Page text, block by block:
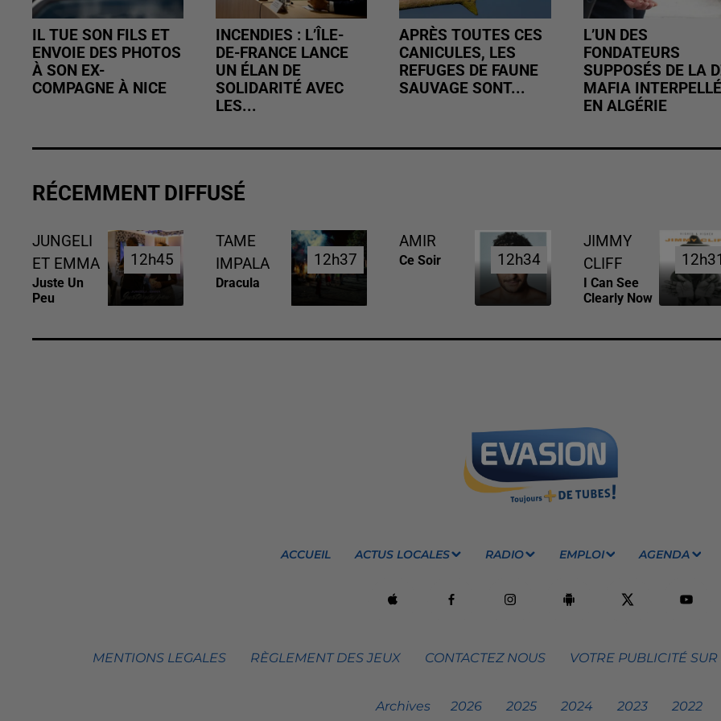
IL TUE SON FILS ET
ENVOIE DES PHOTOS
À SON EX-
COMPAGNE À NICE
INCENDIES : L’ÎLE-
DE-FRANCE LANCE
UN ÉLAN DE
SOLIDARITÉ AVEC
LES...
APRÈS TOUTES CES
CANICULES, LES
REFUGES DE FAUNE
SAUVAGE SONT...
L’UN DES
FONDATEURS
SUPPOSÉS DE LA
MAFIA INTERPELLÉ
EN ALGÉRIE
RÉCEMMENT DIFFUSÉ
JUNGELI
ET EMMA
Juste Un
Peu
12h45
12h45
TAME
IMPALA
Dracula
12h37
12h37
AMIR
Ce Soir 12h34
12h34
JIMMY
CLIFF
I Can See
Clearly Now
12h31
12h31
ACCUEIL ACTUS LOCALES RADIO EMPLOI AGENDA
MENTIONS LEGALES RÈGLEMENT DES JEUX CONTACTEZ NOUS VOTRE PUBLICITÉ
Archives 2026 2025 2024 2023 2022